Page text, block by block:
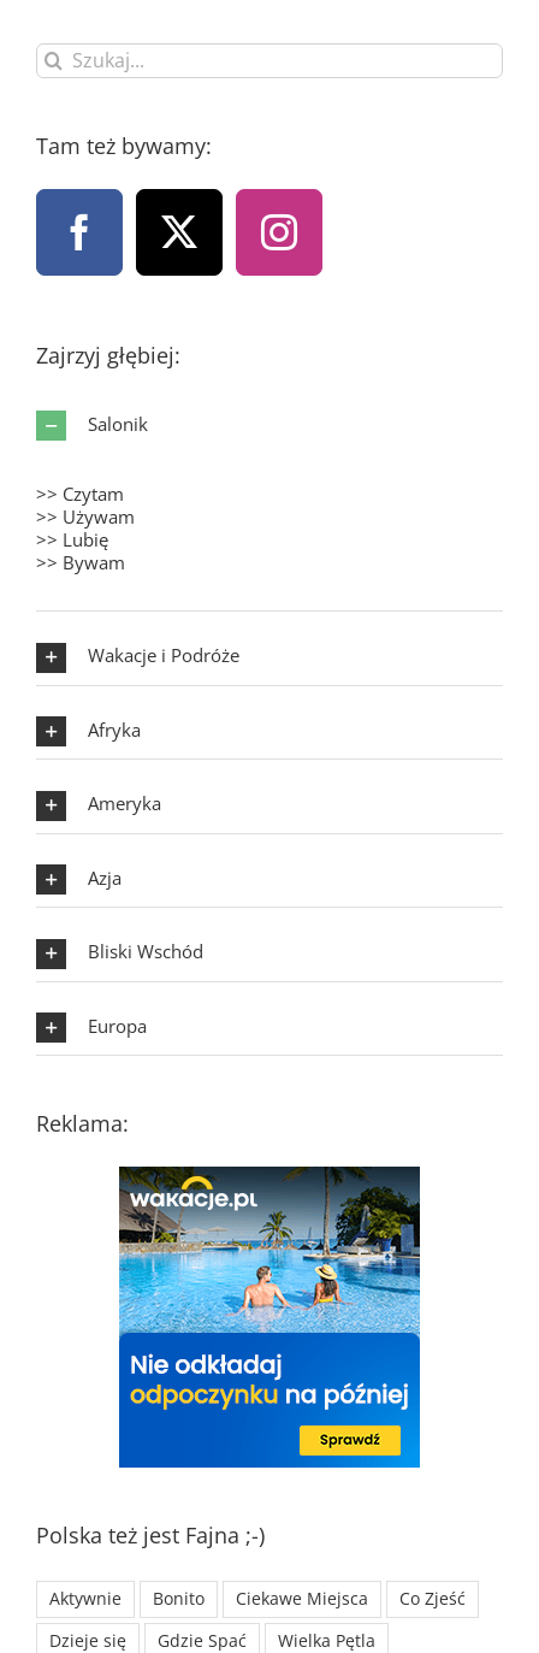
Szukaj
Tam też bywamy:
Zajrzyj głębiej:
Salonik
>> Czytam
>> Używam
>> Lubię
>> Bywam
Wakacje i Podróże
Afryka
Ameryka
Azja
Bliski Wschód
Europa
Reklama:
Polska też jest Fajna ;-)
Aktywnie Bonito Ciekawe Miejsca
Co Zjeść
Dzieje się
Gdzie Spać Wielka Pętla